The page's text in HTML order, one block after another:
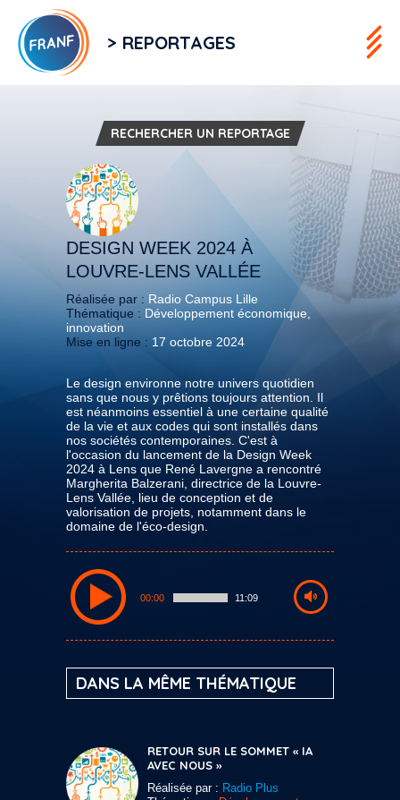
> REPORTAGES
RECHERCHER UN REPORTAGE
DESIGN WEEK 2024 À
LOUVRE-LENS VALLÉE
Réalisée par : Radio Campus Lille
Thématique : Développement économique,
innovation
Mise en ligne : 17 octobre 2024
Le design environne notre univers quotidien
sans que nous y prêtions toujours attention. Il
est néanmoins essentiel à une certaine qualité
de la vie et aux codes qui sont installés dans
nos sociétés contemporaines. C'est à
l'occasion du lancement de la Design Week
2024 à Lens que René Lavergne a rencontré
Margherita Balzerani, directrice de la Louvre-
Lens Vallée, lieu de conception et de
valorisation de projets, notamment dans le
domaine de l'éco-design.
00:00 11:09
DANS LA MÊME THÉMATIQUE
RETOUR SUR LE SOMMET « IA
AVEC NOUS »
Réalisée par : Radio Plus